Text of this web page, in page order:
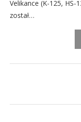
Velikance (K-125,
został…